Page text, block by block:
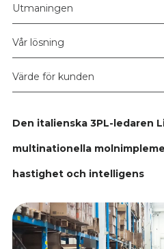
Utmaningen
Vår lösning
Värde för kunden
Den italienska 3PL-ledaren
multinationella
hastighet och intelligens